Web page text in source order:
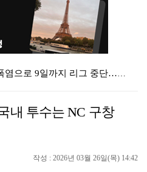
KBO, 기록적인 폭염으로 9일까지 리그 중단…내달 6…
이강인, 드디어 아틀레티코 선수단과 만났다…시메오네 감…
"우산으로 때려"vs"그런 적 없다"…23기 부부 엇갈…
내 투수는 NC 구창
작성 : 2026년 03월 26일(목) 14:42